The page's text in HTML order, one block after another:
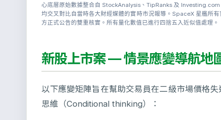
心底層原始數據整合自 StockAnalysis、TipRanks 及
均交叉對比自當時各大財經媒體的實時市況報導。SpaceX 星艦所
方正式公告的雙重核實。所有量化數值已進行四捨五入近似值處理。
新股上市案 — 情景應變導航地
以下應變矩陣旨在幫助交易員在二級市場價格
思維（Conditional thinking）：